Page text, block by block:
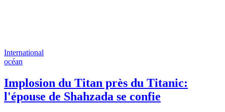
International
océan
Implosion du Titan près du Titanic:
l'épouse de Shahzada se confie